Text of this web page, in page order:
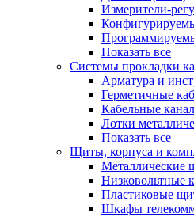
Измерители-
Показать все
Системы прокладки
Арматура и
Герметичные
Кабельные
Лотки
Показать все
Щиты, корпуса и
Металлические
Низковольтные
Пластиковые
Шкафы